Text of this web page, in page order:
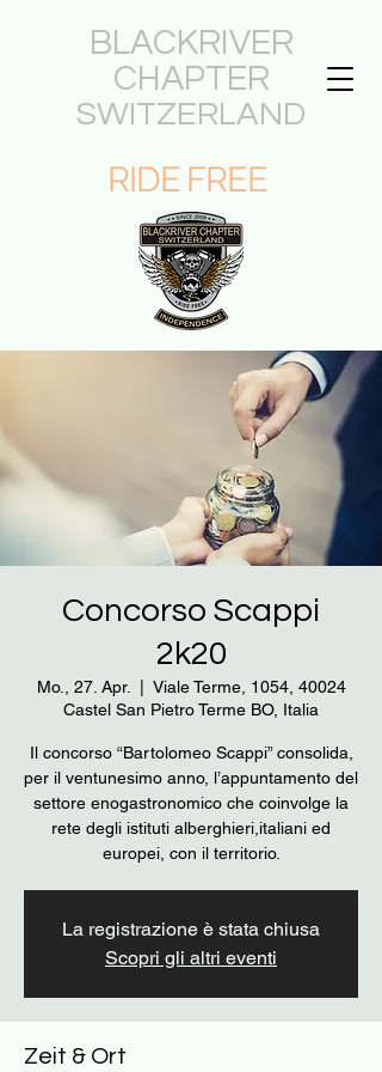
BLACKRIVER
CHAPTER
SWITZERLAND
RIDE FREE
Concorso Scappi
2k20
Mo., 27. Apr.
Viale Terme, 1054, 40024
Castel San Pietro Terme BO, Italia
Il concorso “Bartolomeo Scappi” consolida,
per il ventunesimo anno, l’appuntamento del
settore enogastronomico che coinvolge la
rete degli istituti alberghieri,italiani ed
La registrazione è stata chiusa
Scopri gli altri eventi
Zeit & Ort